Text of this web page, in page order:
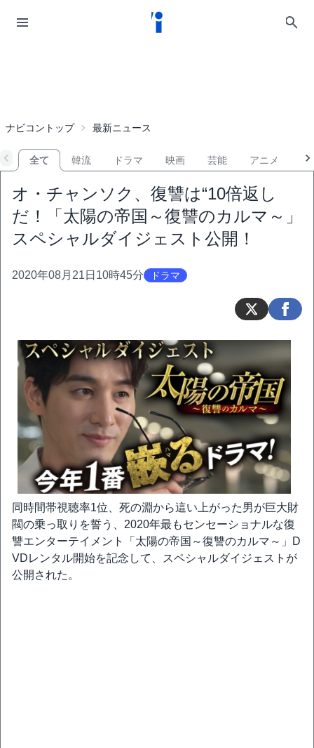
ナビコントップ 最新ニュース
全て 韓流 ドラマ 映画 芸能 アニメ
オ・チャンソク、復讐は“10倍返し
だ！「太陽の帝国～復讐のカルマ～」
スペシャルダイジェスト公開！
2020年08月21日10時45分 ドラマ
同時間帯視聴率1位、死の淵から這い上がった男が巨大財
閥の乗っ取りを誓う、2020年最もセンセーショナルな復
讐エンターテイメント「太陽の帝国～復讐のカルマ～」D
VDレンタル開始を記念して、スペシャルダイジェストが
公開された。